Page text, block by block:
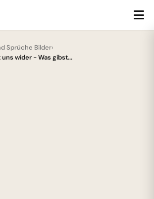
Sprüche Bilder›
wider - Was gibst...